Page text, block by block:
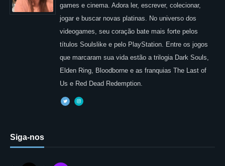
games e cinema. Adora ler, escrever, colecionar,
jogar e buscar novas platinas. No universo dos
videogames, seu coração bate mais forte pelos
títulos Soulslike e pelo PlayStation. Entre os jogos
que marcaram sua vida estão a trilogia Dark Souls,
Elden Ring, Bloodborne e as franquias The Last of
Us e Red Dead Redemption.
Siga-nos